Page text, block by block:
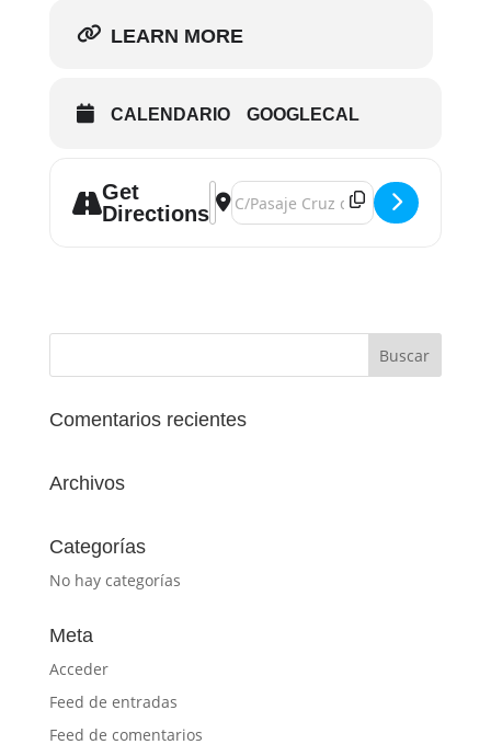
LEARN MORE
CALENDARIO GOOGLECAL
Get
Directions
Address - Curso Experto en DISC
Destination Address - Curso
Comentarios recientes
Archivos
Categorías
No hay categorías
Meta
Acceder
Feed de entradas
Feed de comentarios